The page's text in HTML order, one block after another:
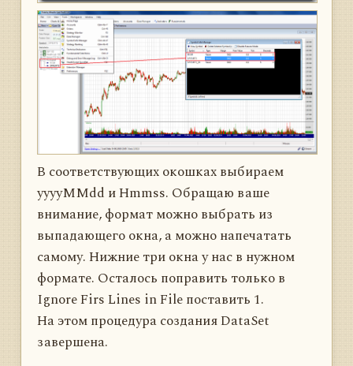
В соответствующих окошках выбираем
yyyyMMdd и Hmmss. Обращаю ваше
внимание, формат можно выбрать из
выпадающего окна, а можно напечатать
самому. Нижние три окна у нас в нужном
формате. Осталось поправить только в
Ignore Firs Lines in File поставить 1.
На этом процедура создания DataSet
завершена.